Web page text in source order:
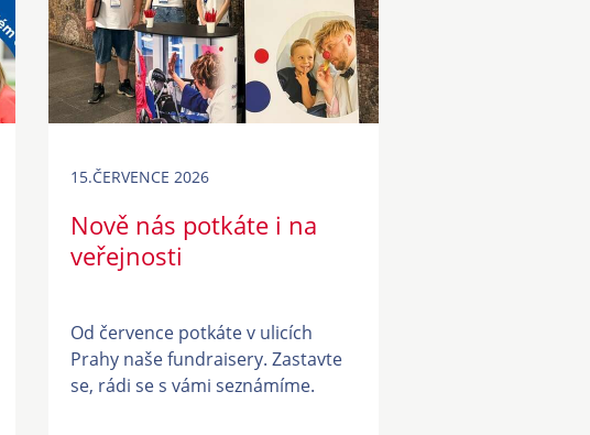
15.ČERVENCE 2026
Nově nás potkáte i na
veřejnosti
Od července potkáte v ulicích
Prahy naše fundraisery. Zastavte
se, rádi se s vámi seznámíme.